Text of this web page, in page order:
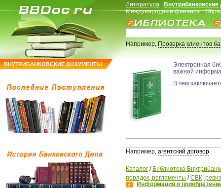
ВНУТРИБАНКОВСКИЕ ДОКУМЕНТЫ
Литература
Международные финансы
Например,Проверка клиентов
Электронная
важной
В чем
Например, агентский договор
Каталог / Библиотека
порядок, регламенты /СВК,
Информация о